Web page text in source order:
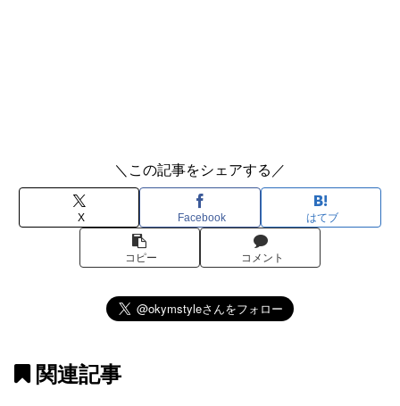
＼この記事をシェアする／
X Facebook はてブ
コピー コメント
関連記事